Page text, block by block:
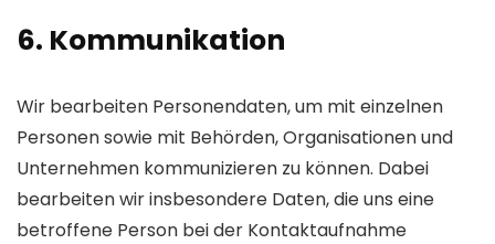
6. Kommunikation
Wir bearbeiten Personen­daten, um mit einzelnen
Personen sowie mit Behörden, Organi­sationen und
Unternehmen kommuni­zieren zu können. Dabei
bearbeiten wir insbesondere Daten, die uns eine
betroffene Person bei der Kontakt­aufnahme